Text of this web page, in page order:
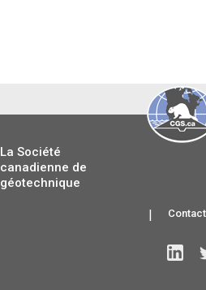
La Société
canadienne de
géotechnique
|